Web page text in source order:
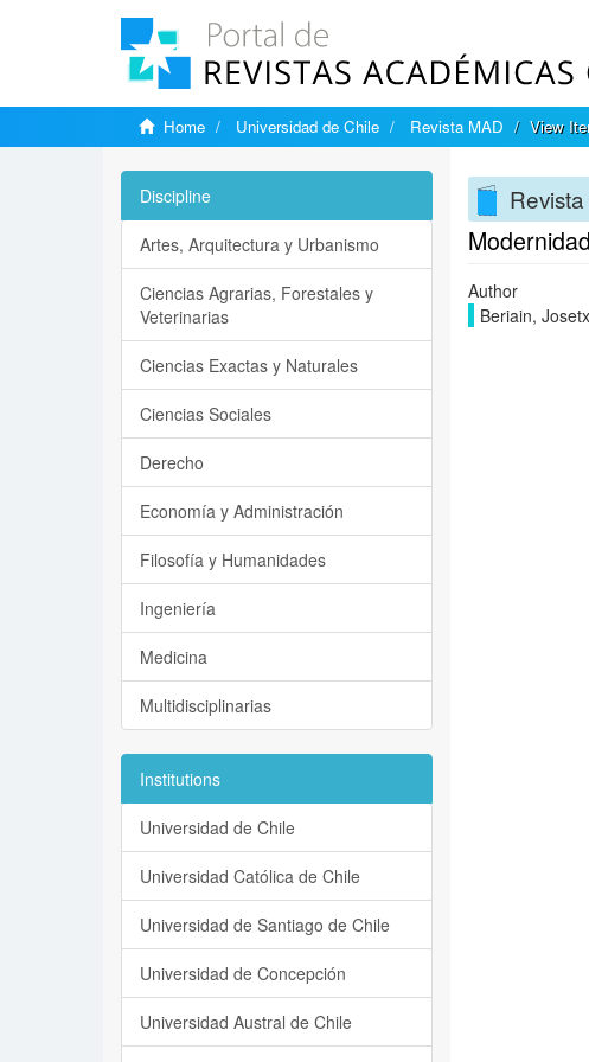
Home Universidad de Chile Revista MAD View
Author
Beriain,
Discipline
Artes, Arquitectura y Urbanismo
Ciencias Agrarias, Forestales y
Veterinarias
Ciencias Exactas y Naturales
Ciencias Sociales
Derecho
Economía y Administración
Filosofía y Humanidades
Ingeniería
Medicina
Multidisciplinarias
Institutions
Universidad de Chile
Universidad Católica de Chile
Universidad de Santiago de Chile
Universidad de Concepción
Universidad Austral de Chile